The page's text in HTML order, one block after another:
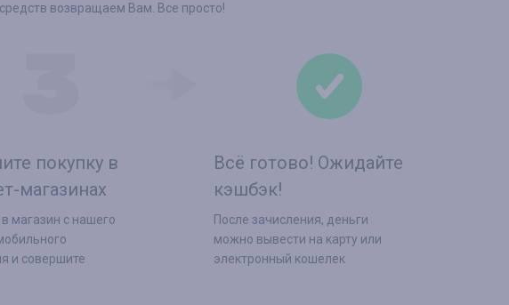
возвращаем Вам. Все просто!
покупку в
магазинах
магазин с нашего
и совершите
Всё готово! Ожидайте
кэшбэк!
После зачисления, деньги
можно вывести на карту или
электронный кошелек